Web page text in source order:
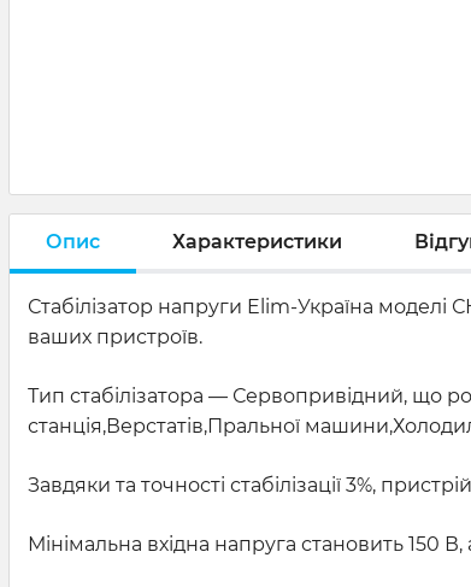
Опис Характеристики
Стабілізатор напруги Elim-Україна
ваших пристроїв.
Тип стабілізатора — Сервопривідний, що
станція,Верстатів,Пральної
Завдяки та точності стабілізації 3%,
Мінімальна вхідна напруга становить 150